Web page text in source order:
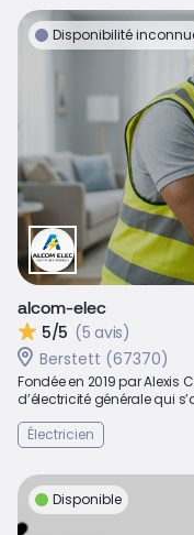
Disponibilité
alcom-elec
5/5 (5 avis)
Berstett (67370)
Fondée en 2019 par Alexis
d’électricité générale qui
Électricien
Disponible